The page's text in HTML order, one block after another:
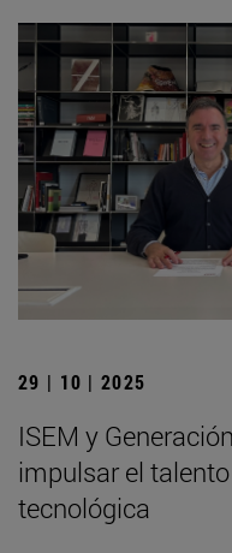
29 | 10 | 2025
ISEM y
impulsar el
tecnológica